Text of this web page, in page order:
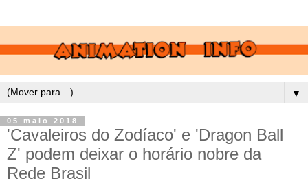
▼
05 maio 2018
'Cavaleiros do Zodíaco' e 'Dragon Ball
Z' podem deixar o horário nobre da
Rede Brasil